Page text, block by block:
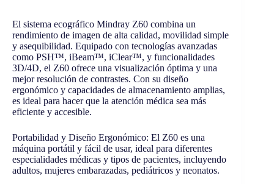
El sistema ecográfico Mindray Z60 combina un
rendimiento de imagen de alta calidad, movilidad simple
y asequibilidad. Equipado con tecnologías avanzadas
como PSH™, iBeam™, iClear™, y funcionalidades
3D/4D, el Z60 ofrece una visualización óptima y una
mejor resolución de contrastes. Con su diseño
ergonómico y capacidades de almacenamiento amplias,
es ideal para hacer que la atención médica sea más
eficiente y accesible.
Portabilidad y Diseño Ergonómico: El Z60 es una
máquina portátil y fácil de usar, ideal para diferentes
especialidades médicas y tipos de pacientes, incluyendo
adultos, mujeres embarazadas, pediátricos y neonatos.